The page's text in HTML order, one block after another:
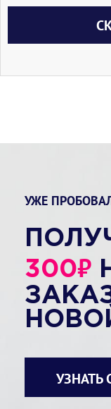
УЖЕ
300₽
УЗНАТЬ